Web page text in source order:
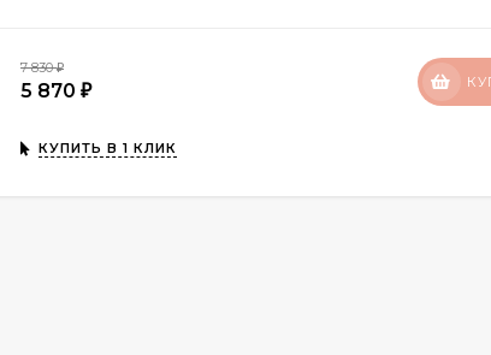
7 830₽
5 870 ₽
КУПИТЬ В 1 КЛИК